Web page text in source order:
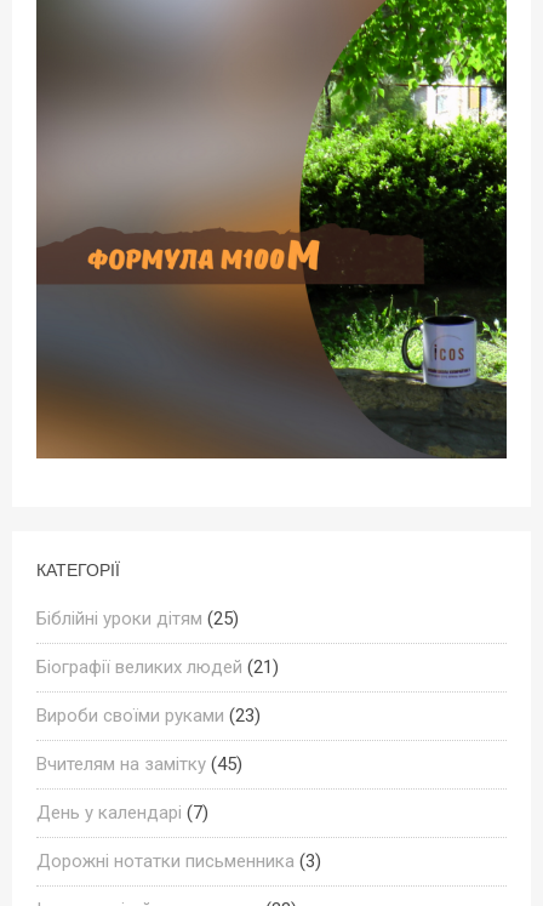
КАТЕГОРІЇ
Біблійні уроки дітям (25)
Біографії великих людей (21)
Вироби своїми руками (23)
Вчителям на замітку (45)
День у календарі (7)
Дорожні нотатки письменника (3)